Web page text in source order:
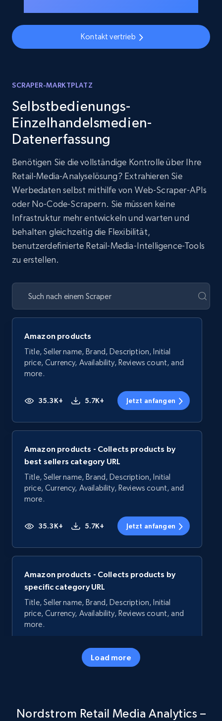
Kontakt vertrieb
SCRAPER-MARKTPLATZ
Selbstbedienungs-
Einzelhandelsmedien-
Datenerfassung
Benötigen Sie die vollständige Kontrolle über Ihre
Retail-Media-Analyselösung? Extrahieren Sie
Werbedaten selbst mithilfe von Web-Scraper-APIs
oder No-Code-Scrapern. Sie müssen keine
Infrastruktur mehr entwickeln und warten und
behalten gleichzeitig die Flexibilität,
benutzerdefinierte Retail-Media-Intelligence-Tools
zu erstellen.
Amazon products
Title, Seller name, Brand, Description, Initial
price, Currency, Availability, Reviews count, and
more.
35.3K+ 5.7K+ Jetzt anfangen
Amazon products - Collects products by
best sellers category URL
Title, Seller name, Brand, Description, Initial
price, Currency, Availability, Reviews count, and
more.
35.3K+ 5.7K+ Jetzt anfangen
Amazon products - Collects products by
specific category URL
Title, Seller name, Brand, Description, Initial
price, Currency, Availability, Reviews count, and
more.
5.7K+ Jetzt anfangen
specific keywords
Load more
Nordstrom Retail Media Analytics –